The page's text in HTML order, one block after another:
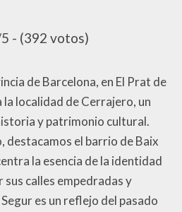
- (392 votos)
de Barcelona, en El Prat de
localidad de Cerrajero, un
y patrimonio cultural.
destacamos el barrio de Baix
la esencia de la identidad
calles empedradas y
es un reflejo del pasado